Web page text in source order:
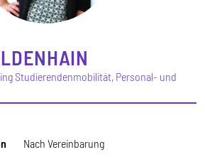
Studierendenmobilität, Personal- und
Nach Vereinbarung